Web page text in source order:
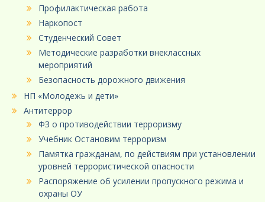
Профилактическая работа
Наркопост
Студенческий Совет
Методические разработки внеклассных
мероприятий
Безопасность дорожного движения
НП «Молодежь и дети»
Антитеррор
ФЗ о противодействии терроризму
Учебник Остановим терроризм
Памятка гражданам, по действиям при установлении
уровней террористической опасности
Распоряжение об усилении пропускного режима и
охраны ОУ